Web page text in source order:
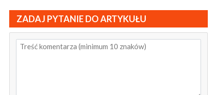
ZADAJ PYTANIE DO ARTYKUŁU